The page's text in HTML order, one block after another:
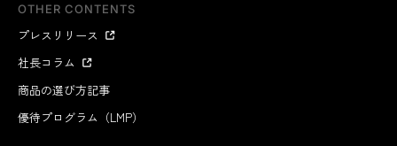
OTHER CONTENTS
プレスリリース
社長コラム
商品の選び方記事
優待プログラム（LMP）